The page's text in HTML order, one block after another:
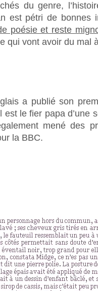
du genre,
est pétri de bonnes
poésie et reste
qui vont avoir du mal
a publié son
le fier papa d’une
mené des
la BBC.